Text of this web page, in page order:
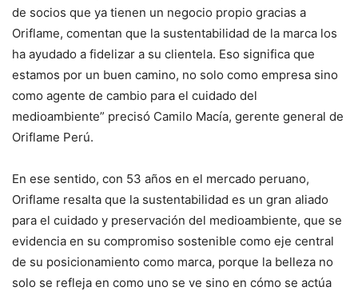
de socios que ya tienen un negocio propio gracias a
Oriflame, comentan que la sustentabilidad de la marca los
ha ayudado a fidelizar a su clientela. Eso significa que
estamos por un buen camino, no solo como empresa sino
como agente de cambio para el cuidado del
medioambiente” precisó Camilo Macía, gerente general de
Oriflame Perú.
En ese sentido, con 53 años en el mercado peruano,
Oriflame resalta que la sustentabilidad es un gran aliado
para el cuidado y preservación del medioambiente, que se
evidencia en su compromiso sostenible como eje central
de su posicionamiento como marca, porque la belleza no
solo se refleja en como uno se ve sino en cómo se actúa